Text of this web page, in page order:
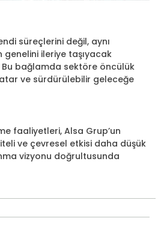
süreçlerini değil, aynı
ileriye taşıyacak
Bu bağlamda sektöre öncülük
ve sürdürülebilir geleceğe
faaliyetleri, Alsa Grup’un
ve çevresel etkisi daha düşük
vizyonu doğrultusunda